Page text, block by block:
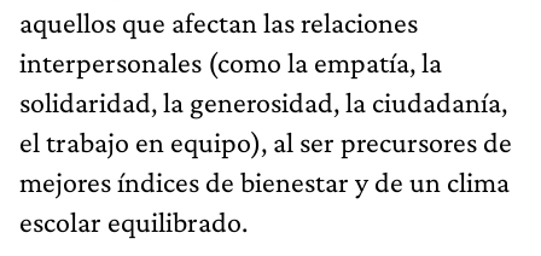
aquellos que afectan las relaciones
interpersonales (como la empatía, la
solidaridad, la generosidad, la ciudadanía,
el trabajo en equipo), al ser precursores de
mejores índices de bienestar y de un clima
escolar equilibrado.